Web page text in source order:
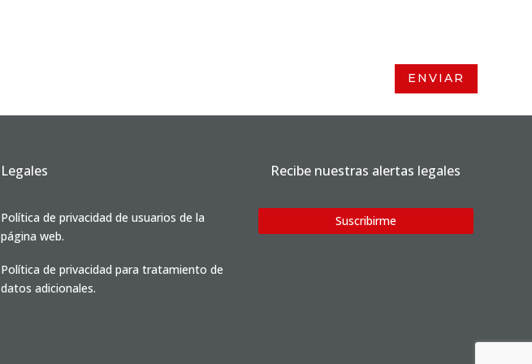
ENVIAR
Legales
Política de privacidad de usuarios de la
página web.
Política de privacidad para tratamiento de
datos adicionales.
Recibe nuestras alertas legales
Suscribirme